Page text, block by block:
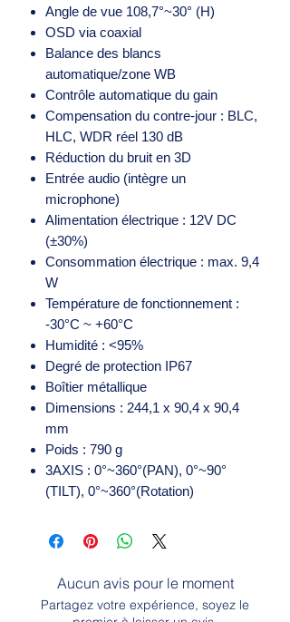
Angle de vue 108,7°~30° (H)
OSD via coaxial
Balance des blancs
automatique/zone WB
Contrôle automatique du gain
Compensation du contre-jour : BLC,
HLC, WDR réel 130 dB
Réduction du bruit en 3D
Entrée audio (intègre un
microphone)
Alimentation électrique : 12V DC
(±30%)
Consommation électrique : max. 9,4
W
Température de fonctionnement :
-30°C ~ +60°C
Humidité : <95%
Degré de protection IP67
Boîtier métallique
Dimensions : 244,1 x 90,4 x 90,4
mm
Poids : 790 g
3AXIS : 0°~360°(PAN), 0°~90°
(TILT), 0°~360°(Rotation)
Aucun avis pour le moment
Partagez votre expérience, soyez le